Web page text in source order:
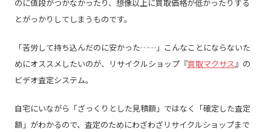
のに値段がつかなかったり、想像以上に買取価格が低かったりする
とがっかりしてしまうものです。
「苦労して持ち込んだのに安かった…… 」こんなことにならないた
めにオススメしたいのが、リサイクルショップ 『買取マクサス』の
ビデオ査定システム。
自宅にいながら「ざっくりとした見積額」ではなく「確定した査定
額」がわかるので、査定のためにわざわざリサイクルショップまで